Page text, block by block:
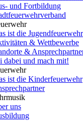
und Fortbildung
ist die Jugendfeuerwehr
& Wettbewerbe
&
dabei und mach mit!
ist die Kinderfeuerwehr
uns